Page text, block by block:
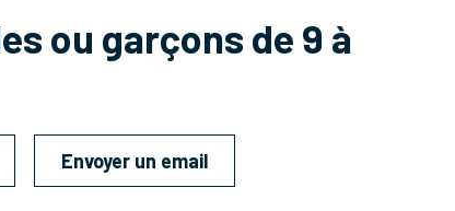
ou garçons de 9 à
Envoyer un email